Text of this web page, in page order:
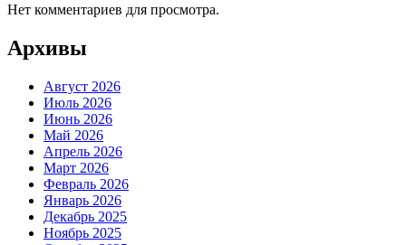
Нет комментариев для просмотра.
Архивы
Август 2026
Июль 2026
Июнь 2026
Май 2026
Апрель 2026
Март 2026
Февраль 2026
Январь 2026
Декабрь 2025
Ноябрь 2025